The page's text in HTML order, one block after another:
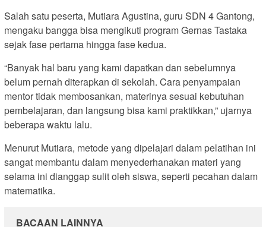
Salah satu peserta, Mutiara Agustina, guru SDN 4 Gantong,
mengaku bangga bisa mengikuti program Gernas Tastaka
sejak fase pertama hingga fase kedua.
“Banyak hal baru yang kami dapatkan dan sebelumnya
belum pernah diterapkan di sekolah. Cara penyampaian
mentor tidak membosankan, materinya sesuai kebutuhan
pembelajaran, dan langsung bisa kami praktikkan,” ujarnya
beberapa waktu lalu.
Menurut Mutiara, metode yang dipelajari dalam pelatihan ini
sangat membantu dalam menyederhanakan materi yang
selama ini dianggap sulit oleh siswa, seperti pecahan dalam
matematika.
BACAAN LAINNYA